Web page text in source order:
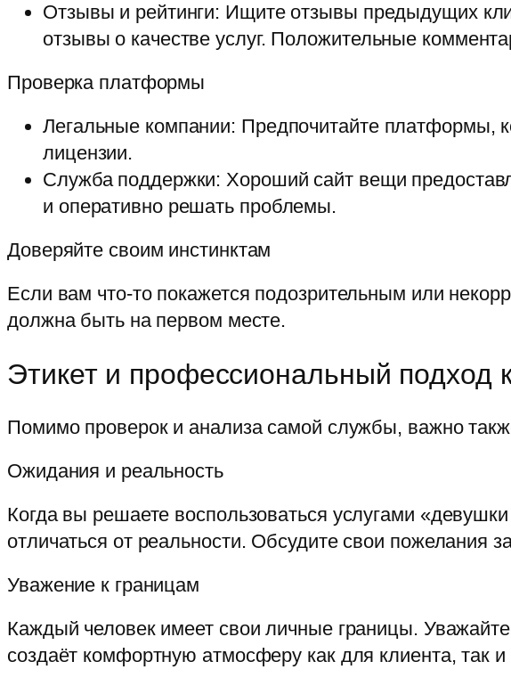
Отзывы и рейтинги: Ищите отзывы предыдущих
отзывы о качестве услуг. Положительные
Проверка платформы
Легальные компании: Предпочитайте платформы,
лицензии.
Служба поддержки: Хороший сайт вещи
и оперативно решать проблемы.
Доверяйте своим инстинктам
Если вам что-то покажется подозрительным или
должна быть на первом месте.
Этикет и профессиональный подход
Помимо проверок и анализа самой службы, важно
Ожидания и реальность
Когда вы решаете воспользоваться услугами
отличаться от реальности. Обсудите свои пожелания
Уважение к границам
Каждый человек имеет свои личные границы.
создаёт комфортную атмосферу как для клиента, так